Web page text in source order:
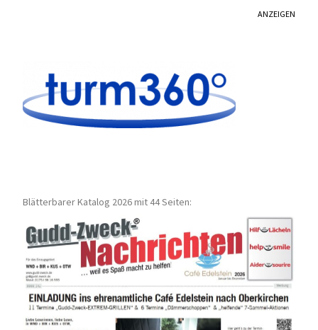
ANZEIGEN
Blätterbarer Katalog 2026 mit 44 Seiten: